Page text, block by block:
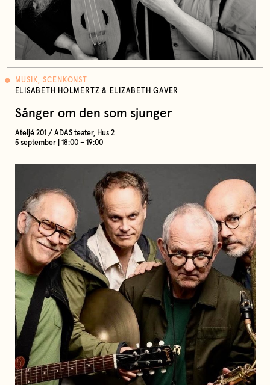
MUSIK, SCENKONST
ELISABETH HOLMERTZ & ELIZABETH GAVER
Sånger om den som sjunger
Ateljé 201 / ADAS teater, Hus 2
5 september | 18:00 – 19:00